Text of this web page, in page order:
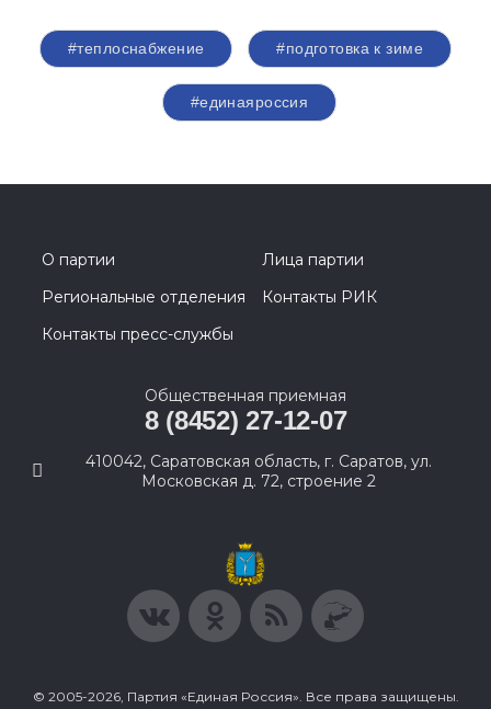
#теплоснабжение #подготовка к зиме
#единаяроссия
О партии
Лица партии
Региональные отделения
Контакты РИК
Контакты пресс-службы
Общественная приемная
8 (8452) 27-12-07
410042, Саратовская область, г. Саратов, ул.
Московская д. 72, строение 2
© 2005-2026, Партия «Единая Россия». Все права защищены.